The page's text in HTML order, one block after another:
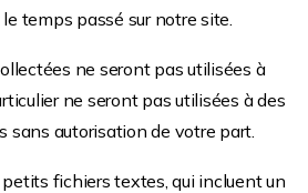
temps passé sur notre site.
ne seront pas utilisées à
ne seront pas utilisées à des
sans autorisation de votre part.
fichiers textes, qui incluent un